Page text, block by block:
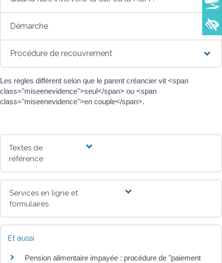
Démarche
Procédure de recouvrement
Les règles diffèrent selon que le parent créancier vit <span
class="miseenevidence">seul</span> ou <span
class="miseenevidence">en couple</span>.
Textes de
référence
Services en ligne et
formulaires
Et aussi
Pension alimentaire impayée : procédure de "paiement